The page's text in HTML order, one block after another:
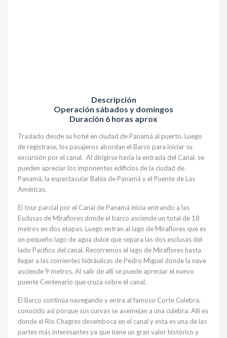
Descripción
Operación sábados y domingos
Duración 6 horas aprox
Traslado desde su hotel en ciudad de Panamá al puerto. Luego
de registrase, los pasajeros abordan el Barco para iniciar su
excursión por el canal. Al dirigirse hacia la entrada del Canal, se
pueden apreciar los imponentes edificios de la ciudad de
Panamá, la espectacular Bahía de Panamá y el Puente de Las
Américas.
El tour parcial por el Canal de Panamá inicia entrando a las
Esclusas de Miraflores donde el barco asciende un total de 18
metros en dos etapas. Luego entran al lago de Miraflores que es
un pequeño lago de agua dulce que separa las dos esclusas del
lado Pacífico del canal. Recorremos el lago de Miraflores hasta
llegar a las corrientes hidráulicas de Pedro Miguel donde la nave
asciende 9 metros. Al salir de allí se puede apreciar el nuevo
puente Centenario que cruza sobre el canal.
El Barco continúa navegando y entra al famoso Corte Culebra,
conocido así porque sus curvas se asemejan a una culebra. Allí es
donde el Río Chagres desemboca en el canal y esta es una de las
partes más interesantes ya que tiene un gran valor histórico y